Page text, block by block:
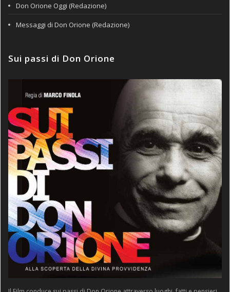
Don Orione Oggi (Redazione)
Messaggi di Don Orione (Redazione)
Sui passi di Don Orione